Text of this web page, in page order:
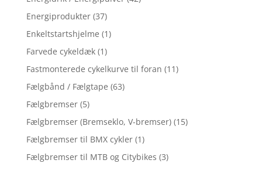
Energiprodukter (37)
Enkeltstartshjelme (1)
Farvede cykeldæk (1)
Fastmonterede cykelkurve til foran (11)
Fælgbånd / Fælgtape (63)
Fælgbremser (5)
Fælgbremser (Bremseklo, V-bremser) (15)
Fælgbremser til BMX cykler (1)
Fælgbremser til MTB og Citybikes (3)